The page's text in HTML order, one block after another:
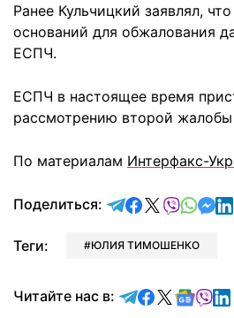
Ранее Кульчицкий заявлял,
оснований для обжалования
ЕСПЧ.
ЕСПЧ в настоящее время
рассмотрению второй
По материалам Интерфакс-
Поделиться: отправить в
поделиться
Теги: ЮЛИЯ ТИМОШЕНКО
Читайте нас в: Читайте в
Читайте в
Читайте